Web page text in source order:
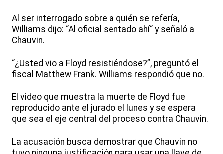
Al ser interrogado sobre a quién se refería,
Williams dijo: “Al oficial sentado ahí“ y señaló a
Chauvin.
“¿Usted vio a Floyd resistiéndose?”, preguntó el
fiscal Matthew Frank. Williams respondió que no.
El video que muestra la muerte de Floyd fue
reproducido ante el jurado el lunes y se espera
que sea el eje central del proceso contra Chauvin.
La acusación busca demostrar que Chauvin no